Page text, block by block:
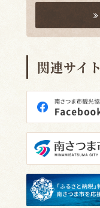
関連サイト